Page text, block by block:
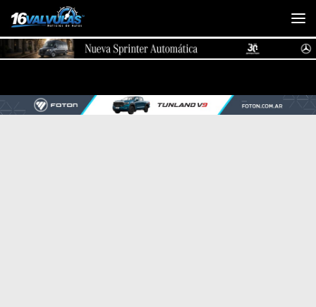
Saltar al contenido